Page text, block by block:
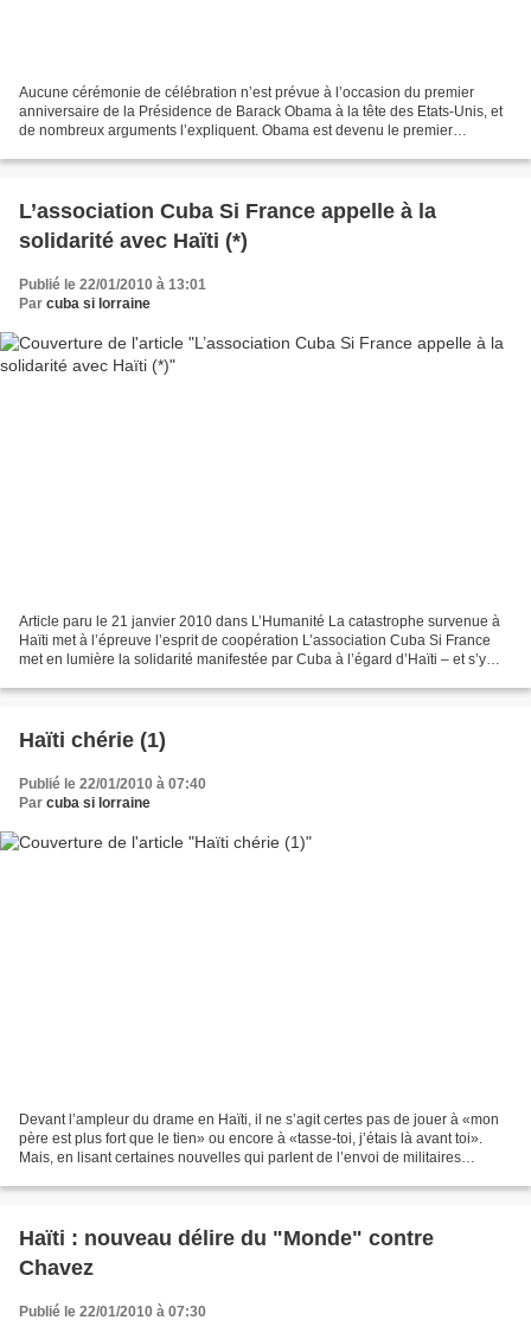
Aucune cérémonie de célébration n’est prévue à l’occasion du premier
anniversaire de la Présidence de Barack Obama à la tête des Etats-Unis, et
de nombreux arguments l’expliquent. Obama est devenu le premier
L’association Cuba Si France appelle à la
solidarité avec Haïti (*)
Publié le 22/01/2010 à 13:01
Par cuba si lorraine
Article paru le 21 janvier 2010 dans L’Humanité La catastrophe survenue à
Haïti met à l’épreuve l’esprit de coopération L’association Cuba Si France
met en lumière la solidarité manifestée par Cuba à l’égard d’Haïti – et s’y
Haïti chérie (1)
Publié le 22/01/2010 à 07:40
Par cuba si lorraine
Devant l’ampleur du drame en Haïti, il ne s’agit certes pas de jouer à «mon
père est plus fort que le tien» ou encore à «tasse-toi, j’étais là avant toi».
Mais, en lisant certaines nouvelles qui parlent de l’envoi de militaires
Haïti : nouveau délire du "Monde" contre
Chavez
Publié le 22/01/2010 à 07:30